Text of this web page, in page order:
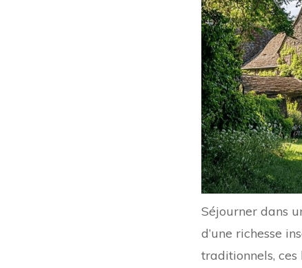
Séjourner dans
d’une richesse
traditionnels,